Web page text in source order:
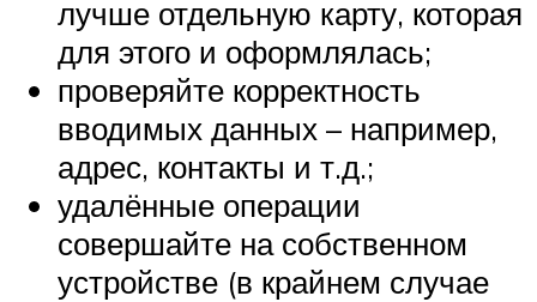
лучше отдельную карту, которая
для этого и оформлялась;
проверяйте корректность
вводимых данных – например,
адрес, контакты и т.д.;
удалённые операции
совершайте на собственном
устройстве (в крайнем случае